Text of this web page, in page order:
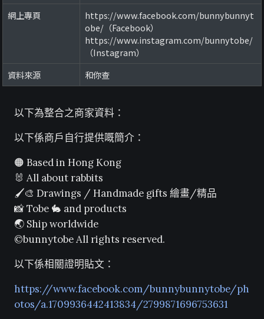
網上專頁
https://www.facebook.com/bunnybunnyt
obe/（Facebook）
https://www.instagram.com/bunnytobe/
（Instagram）
資料來源
和你查
以下為整合之商家資料：
以下係商戶自行提供嘅簡介：
🟠 Based in Hong Kong
🐰 All about rabbits
🖌🎨 Drawings / Handmade gifts 繪畫/精品
📸 Tobe 🐇 and products
🌏 Ship worldwide
©bunnytobe All rights reserved.
以下係相關證明貼文：
https://www.facebook.com/bunnybunnytobe/ph
otos/a.1709936442413834/2799871696753631